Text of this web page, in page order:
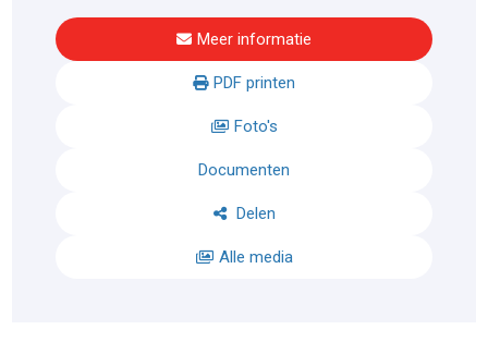
Meer informatie
PDF printen
Foto's
Documenten
Delen
Alle media